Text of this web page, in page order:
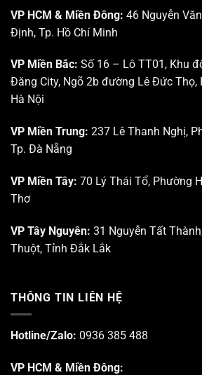
VP HCM & Miền Đông: 46 Nguyễn
Định, Tp. Hồ Chí Minh
VP Miền Bắc: Số 16 – Lô TT01, Khu
Đăng City, Ngõ 2b đường Lê Đức Thọ,
Hà Nội
VP Miền Trung: 237 Lê Thanh Nghị,
Tp. Đà Nẵng
VP Miền Tây: 70 Lý Thái Tổ, Phường
Thơ
VP Tây Nguyên: 31 Nguyễn Tất
Thuột, Tỉnh Đắk Lắk
THÔNG TIN LIÊN HỆ
Hotline/Zalo: 0936 385 488
VP HCM & Miền Đông: